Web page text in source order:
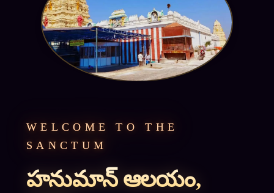
WELCOME TO THE
SANCTUM
హనుమాన్ ఆలయం,